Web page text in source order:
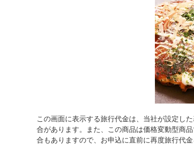
この画面に表示する旅行代金は、当社が設定し
合があります。また、この商品は価格変動型商
合もありますので、お申込に直前に再度旅行代金